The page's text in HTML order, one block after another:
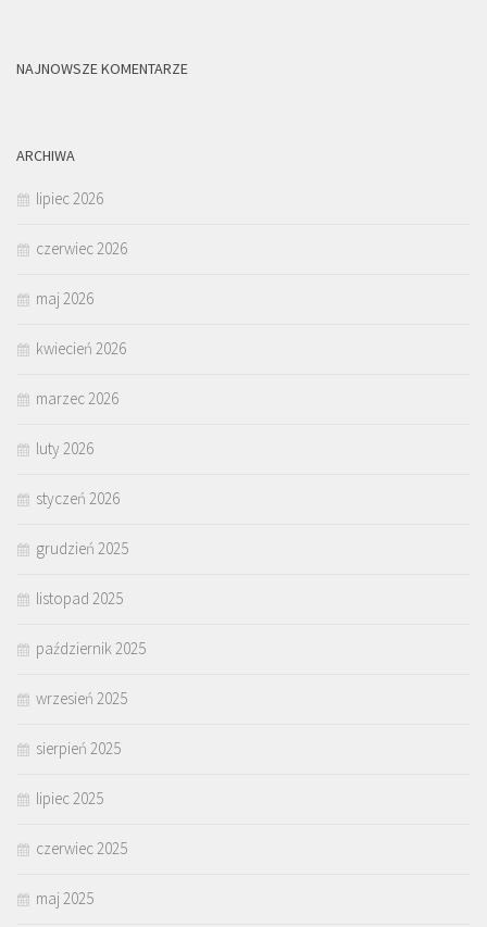
NAJNOWSZE KOMENTARZE
ARCHIWA
lipiec 2026
czerwiec 2026
maj 2026
kwiecień 2026
marzec 2026
luty 2026
styczeń 2026
grudzień 2025
listopad 2025
październik 2025
wrzesień 2025
sierpień 2025
lipiec 2025
czerwiec 2025
maj 2025